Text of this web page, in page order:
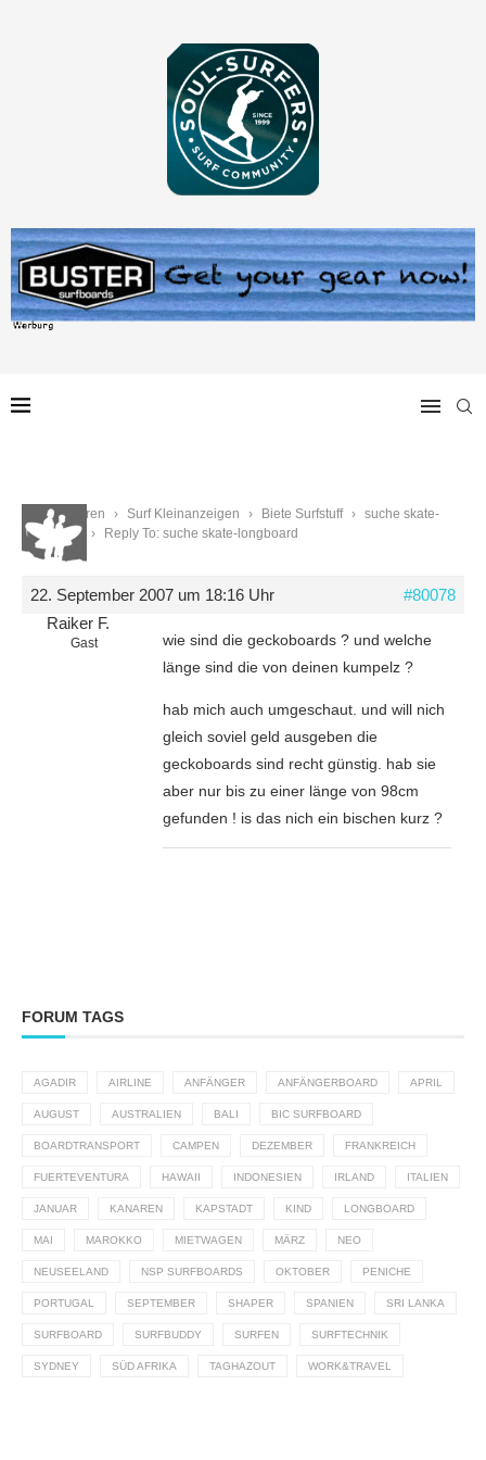
Start › Foren › Surf Kleinanzeigen › Biete Surfstuff › suche skate-
longboard › Reply To: suche skate-longboard
22. September 2007 um 18:16 Uhr
#80078
Raiker F.
Gast
wie sind die geckoboards ? und welche
länge sind die von deinen kumpelz ?
hab mich auch umgeschaut. und will nich
gleich soviel geld ausgeben die
geckoboards sind recht günstig. hab sie
aber nur bis zu einer länge von 98cm
gefunden ! is das nich ein bischen kurz ?
FORUM TAGS
AGADIR AIRLINE ANFÄNGER ANFÄNGERBOARD APRIL
AUGUST AUSTRALIEN BALI BIC SURFBOARD
BOARDTRANSPORT CAMPEN DEZEMBER FRANKREICH
FUERTEVENTURA HAWAII INDONESIEN IRLAND ITALIEN
JANUAR KANAREN KAPSTADT KIND LONGBOARD
MAI MAROKKO MIETWAGEN MÄRZ NEO
NEUSEELAND NSP SURFBOARDS OKTOBER PENICHE
PORTUGAL SEPTEMBER SHAPER SPANIEN SRI LANKA
SURFBOARD SURFBUDDY SURFEN SURFTECHNIK
SYDNEY SÜD AFRIKA TAGHAZOUT WORK&TRAVEL